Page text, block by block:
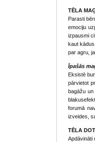
TĒLA
Parasti
emociju
izpausmi
kaut
par agru,
Īpašās
Eksistē
pārvietot
bagāžu
forumā
izveides,
TĒLA